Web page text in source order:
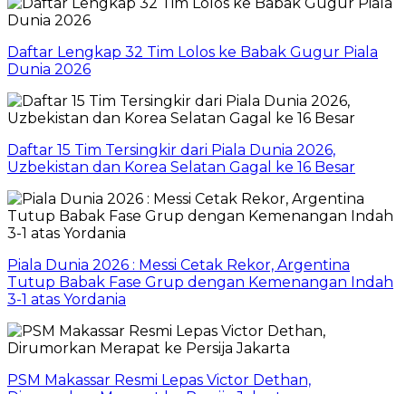
Daftar Lengkap 32 Tim Lolos ke Babak Gugur Piala
Dunia 2026
Daftar 15 Tim Tersingkir dari Piala Dunia 2026,
Uzbekistan dan Korea Selatan Gagal ke 16 Besar
Piala Dunia 2026 : Messi Cetak Rekor, Argentina
Tutup Babak Fase Grup dengan Kemenangan Indah
3-1 atas Yordania
PSM Makassar Resmi Lepas Victor Dethan,